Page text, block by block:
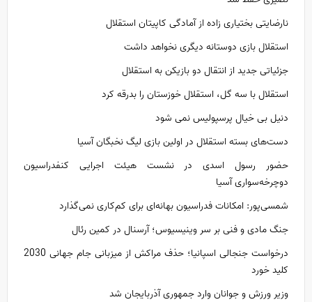
نارضایتی بختیاری زاده از آمادگی کاپیتان استقلال
استقلال بازی دوستانه دیگری نخواهد داشت
جزئیاتی جدید از انتقال دو بازیکن به استقلال
استقلال با سه گل، استقلال خوزستان را بدرقه کرد
دنیل بی خیال پرسپولیس نمی شود
دست‌های بسته استقلال در اولین بازی لیگ نخبگان آسیا
حضور رسول اسدی در نشست هیئت اجرایی کنفدراسیون
دوچرخه‌سواری آسیا
شمسی‌پور: امکانات فدراسیون بهانه‌ای برای کم‌کاری نمی‌گذارد
جنگ مادی و فنی بر سر وینیسیوس؛ آرسنال در کمین رئال
درخواست جنجالی اسپانیا؛ حذف مراکش از میزبانی جام جهانی 2030
کلید خورد
وزیر ورزش و جوانان وارد جمهوری آذربایجان شد